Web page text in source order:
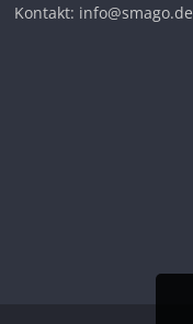
Kontakt: info@smago.de